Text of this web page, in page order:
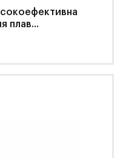
плав...